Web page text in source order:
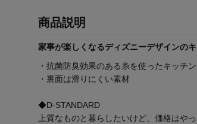
商品説明
家事が楽しくなるディズニーデザインの
・抗菌防臭効果のある糸を使ったキッチ
・裏面は滑りにくい素材
◆D-STANDARD
上質なものと暮らしたいけど、価格はや